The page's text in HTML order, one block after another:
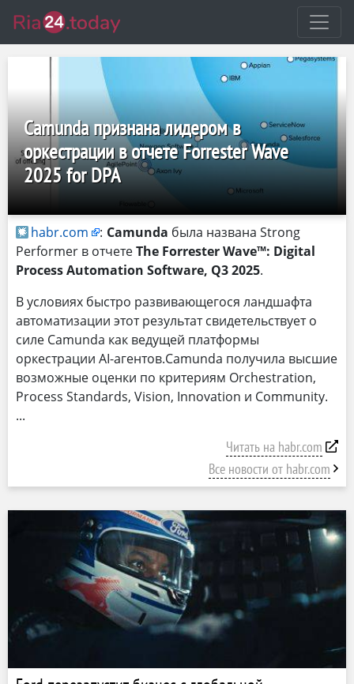
Camunda признана лидером в
оркестрации в отчете Forrester Wave
2025 for DPA
habr.com : Camunda была названа Strong
Performer в отчетеThe Forrester Wave™: Digital
Process Automation Software, Q3 2025.
В условиях быстро развивающегося ландшафта
автоматизации этот результат свидетельствует о
силе Camunda как ведущей платформы
оркестрации AI-агентов.Camunda получила высшие
возможные оценки по критериям Orchestration,
Process Standards, Vision, Innovation и Community.
Читать на habr.com
Все новости от habr.com